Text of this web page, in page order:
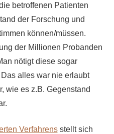
betroffenen Patienten
der Forschung und
können/müssen.
der Millionen Probanden
nötigt diese sogar
alles war nie erlaubt
wie es z.B. Gegenstand
Verfahrensstellt sich